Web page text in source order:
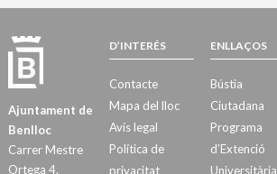
Ajuntament de
Benlloc
Carrer Mestre
Ortega 4.
D’INTERÉS
Contacte
Mapa del lloc
Avís legal
Política de
privacitat
ENLLAÇOS
Bústia
Ciutadana
Programa
d’Extenció
Universitària